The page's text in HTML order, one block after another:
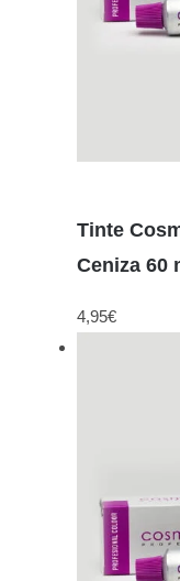
Tinte
Ceniza 60
4,95€